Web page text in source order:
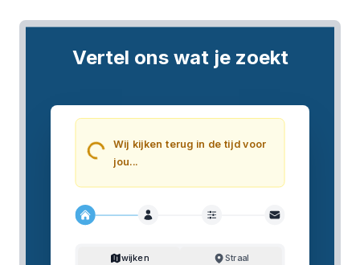
Vertel ons wat je zoekt
Loading...
Wij kijken terug in de tijd voor
jou...
wijken Straal